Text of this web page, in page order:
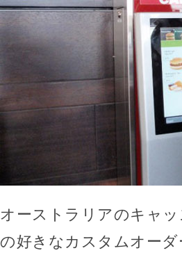
オーストラリアのキャ
の好きなカスタムオー